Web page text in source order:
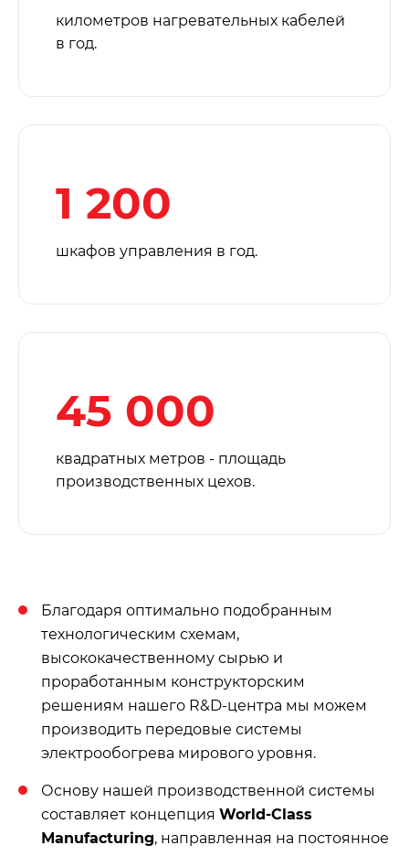
километров нагревательных кабелей
в год.
1 200
шкафов управления в год.
45 000
квадратных метров - площадь
производственных цехов.
Благодаря оптимально подобранным
технологическим схемам,
высококачественному сырью и
проработанным конструкторским
решениям нашего R&D-центра мы можем
производить передовые системы
электрообогрева мирового уровня.
Основу нашей производственной системы
составляет концепция World-Class
Мanufacturing, направленная на постоянное